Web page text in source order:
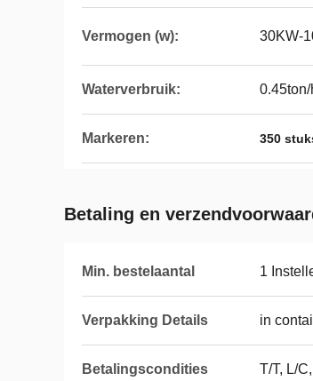
Vermogen (w): 30KW-
Waterverbruik: 0.45ton/
Markeren: 350
Betaling en
Min. bestelaantal 1
Verpakking Details in
Betalingscondities T/T, L/